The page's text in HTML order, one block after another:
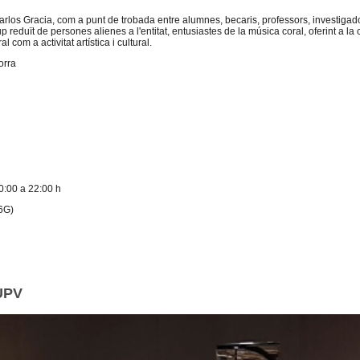
Gracia, com a punt de trobada entre alumnes, becaris, professors,
reduït de persones alienes a l'entitat, entusiastes de la música coral, oferint a
com a activitat artística i cultural.
a 22:00 h